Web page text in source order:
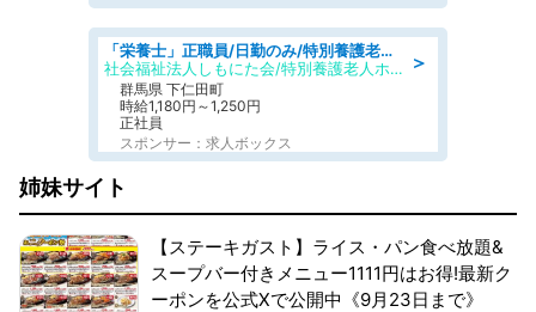
＞
「栄養士」正職員/日勤のみ/特別養護老人ホーム
社会福祉法人しもにた会/特別養護老人ホーム かぶらの里
群馬県 下仁田町
時給1,180円～1,250円
正社員
スポンサー：求人ボックス
姉妹サイト
【ステーキガスト】ライス・パン食べ放題&
スープバー付きメニュー1111円はお得!最新ク
ーポンを公式Xで公開中《9月23日まで》